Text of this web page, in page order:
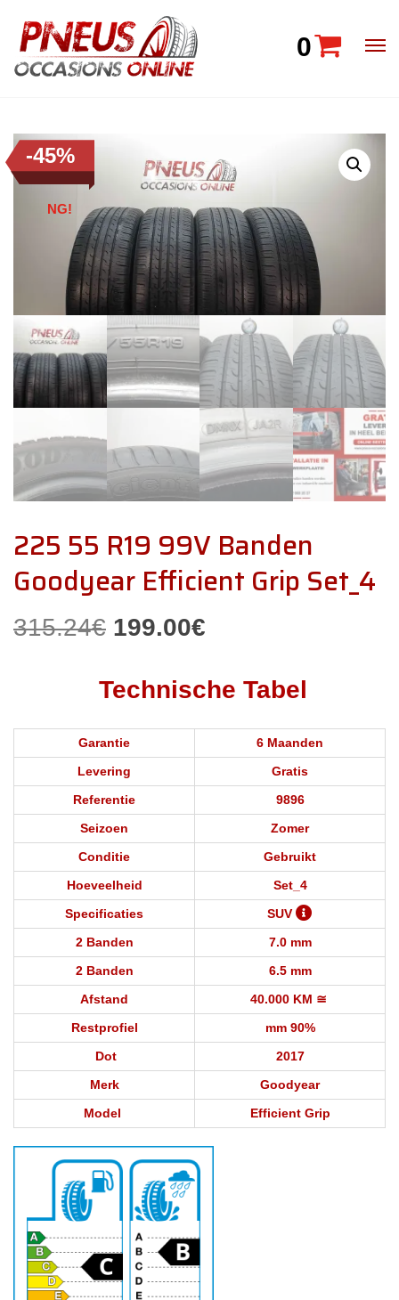
0
AANBIEDI
NG!
-45%
225 55 R19 99V Banden
Goodyear Efficient Grip Set_4
315.24€ Oorspronkelijke
was:
315.24€.
199.00€
is:
199.00€.
Technische Tabel
Garantie
6 Maanden
Levering
Gratis
Referentie
9896
Seizoen
Zomer
Conditie
Gebruikt
Hoeveelheid
Set_4
Specificaties
SUV
2 Banden
7.0 mm
2 Banden
6.5 mm
Afstand
40.000 KM ≅
Restprofiel
mm 90%
Dot
2017
Merk
Goodyear
Model
Efficient Grip